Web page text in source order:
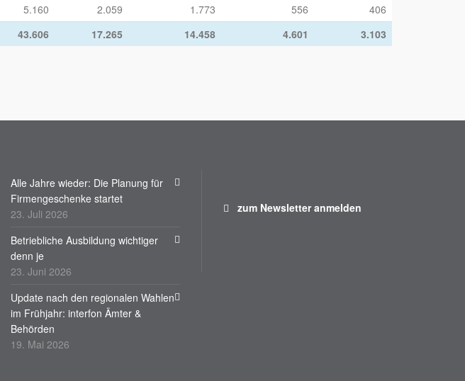
43.606 17.265 14.458 4.601 3.103
5.160 2.059 1.773 556 406
Alle Jahre wieder: Die Planung für
Firmengeschenke startet
23. Juli 2026
Betriebliche Ausbildung wichtiger
denn je
23. Juni 2026
Update nach den regionalen Wahlen
im Frühjahr: interfon Ämter &
Behörden
19. Mai 2026
zum Newsletter anmelden